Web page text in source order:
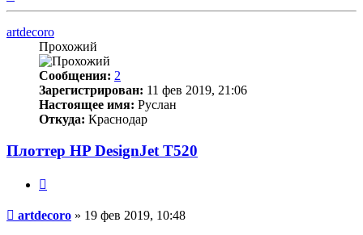
artdecoro
Прохожий
Сообщения: 2
Зарегистрирован: 11 фев 2019, 21:06
Настоящее имя: Руслан
Откуда: Краснодар
Плоттер HP DesignJet T520
Непрочитанное
artdecoro » 19 фев 2019, 10:48